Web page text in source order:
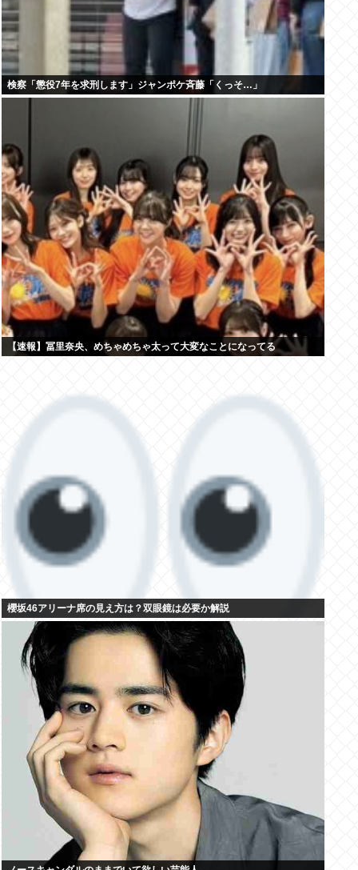
検察「懲役7年を求刑します」ジャンポケ斉藤「くっそ…」
【速報】冨里奈央、めちゃめちゃ太って大変なことになってる
櫻坂46アリーナ席の見え方は？双眼鏡は必要か解説